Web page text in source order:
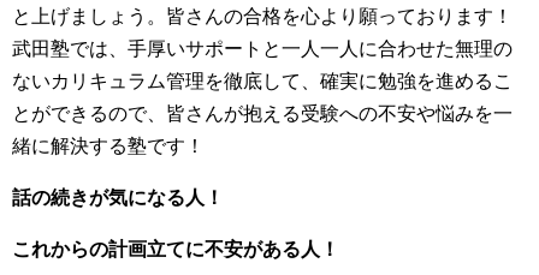
と上げましょう。皆さんの合格を心より願っております！
武田塾では、手厚いサポートと一人一人に合わせた無理の
ないカリキュラム管理を徹底して、確実に勉強を進めるこ
とができるので、皆さんが抱える受験への不安や悩みを一
緒に解決する塾です！
話の続きが気になる人！
これからの計画立てに不安がある人！